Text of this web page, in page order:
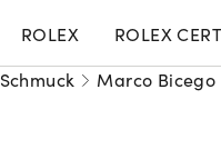
ROLEX ROLEX
Schmuck Marco Bicego